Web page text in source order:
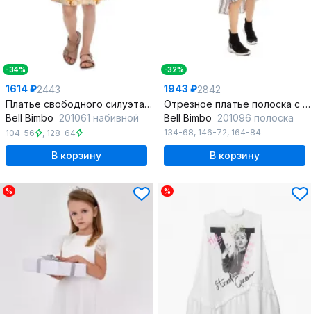
-34%
1614 ₽2443
Платье свободного силуэта с рюшей и трансфером для девочки
Bell Bimbo 201061 набивной
104-56 , 128-64
В корзину
-32%
1943 ₽2842
Отрезное платье полоска с воланом и открытыми плечами
Bell Bimbo 201096 полоска
134-68, 146-72, 164-84
В корзину
% %